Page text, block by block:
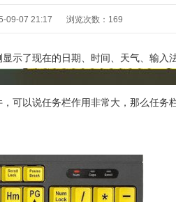
09-07 21:17 浏览次数： 169
了现在的日期、时间、天气、输入
可以说任务栏作用非常大，那么任务